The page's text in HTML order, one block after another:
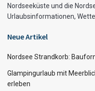
Nordseeküste und die
Urlaubsinformationen,
Neue Artikel
Nordsee Strandkorb:
Glampingurlaub mit
erleben